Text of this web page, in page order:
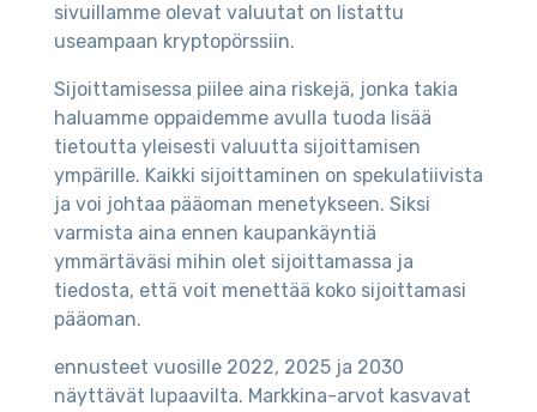
sivuillamme olevat valuutat on listattu
useampaan kryptopörssiin.
Sijoittamisessa piilee aina riskejä, jonka takia
haluamme oppaidemme avulla tuoda lisää
tietoutta yleisesti valuutta sijoittamisen
ympärille. Kaikki sijoittaminen on spekulatiivista
ja voi johtaa pääoman menetykseen. Siksi
varmista aina ennen kaupankäyntiä
ymmärtäväsi mihin olet sijoittamassa ja
tiedosta, että voit menettää koko sijoittamasi
pääoman.
ennusteet vuosille 2022, 2025 ja 2030
näyttävät lupaavilta. Markkina-arvot kasvavat